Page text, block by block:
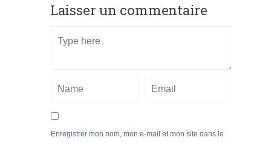
Laisser un commentaire
Enregistrer mon nom, mon e-mail et mon site dans le